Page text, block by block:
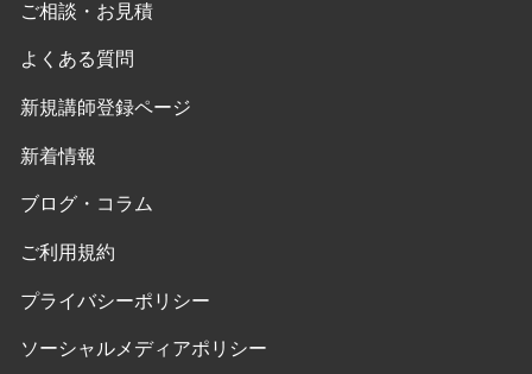
ご相談・お見積
よくある質問
新規講師登録ページ
新着情報
ブログ・コラム
ご利用規約
プライバシーポリシー
ソーシャルメディアポリシー